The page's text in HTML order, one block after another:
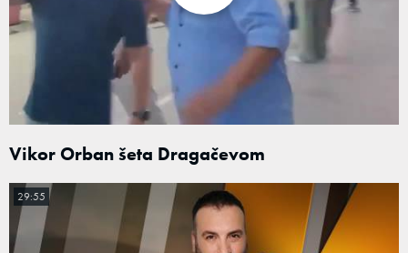
Vikor Orban šeta Dragačevom
29:55